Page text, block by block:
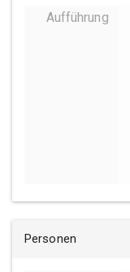
Aufführung
Personen